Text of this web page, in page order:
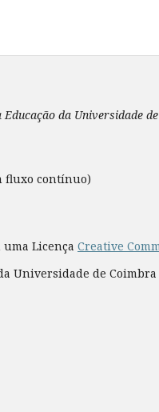
Educação da Universidade
fluxo contínuo)
uma Licença Creative
Universidade de